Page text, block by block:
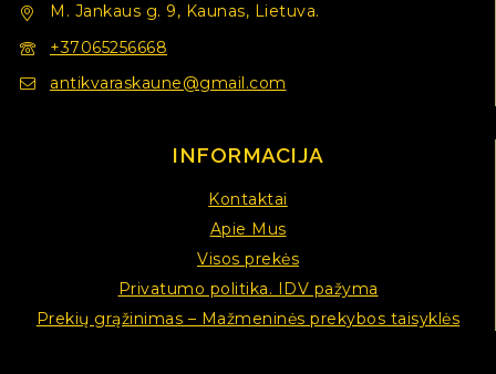
M. Jankaus g. 9, Kaunas, Lietuva.
+37065256668
antikvaraskaune@gmail.com
INFORMACIJA
Kontaktai
Apie Mus
Visos prekės
Privatumo politika. IDV pažyma
Prekių grąžinimas – Mažmeninės prekybos taisyklės